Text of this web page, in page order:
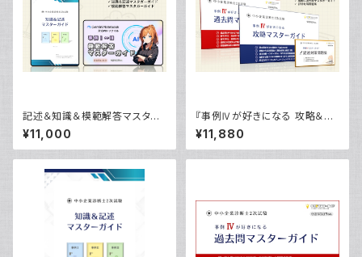
記述＆知識＆模範解答マスター
ガイドブーストパック
¥11,000
『事例Ⅳが好きになる 攻略＆過
去問マスターガイド』ブーストパ
ック
¥11,880